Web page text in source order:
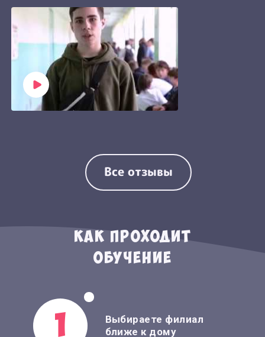
Все отзывы
Как проходит
обучение
1
Выбираете филиал
ближе к дому